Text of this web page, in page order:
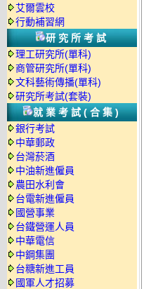
艾爾雲校
行動補習網
研究所考試
理工研究所(單科)
商管研究所(單科)
文科藝術傳播(單科)
研究所考試(套裝)
就業考試(合集)
銀行考試
中華郵政
台灣菸酒
中油新進僱員
農田水利會
台電新進僱員
國營事業
台鐵營運人員
中華電信
中鋼集團
台糖新進工員
國軍人才招募